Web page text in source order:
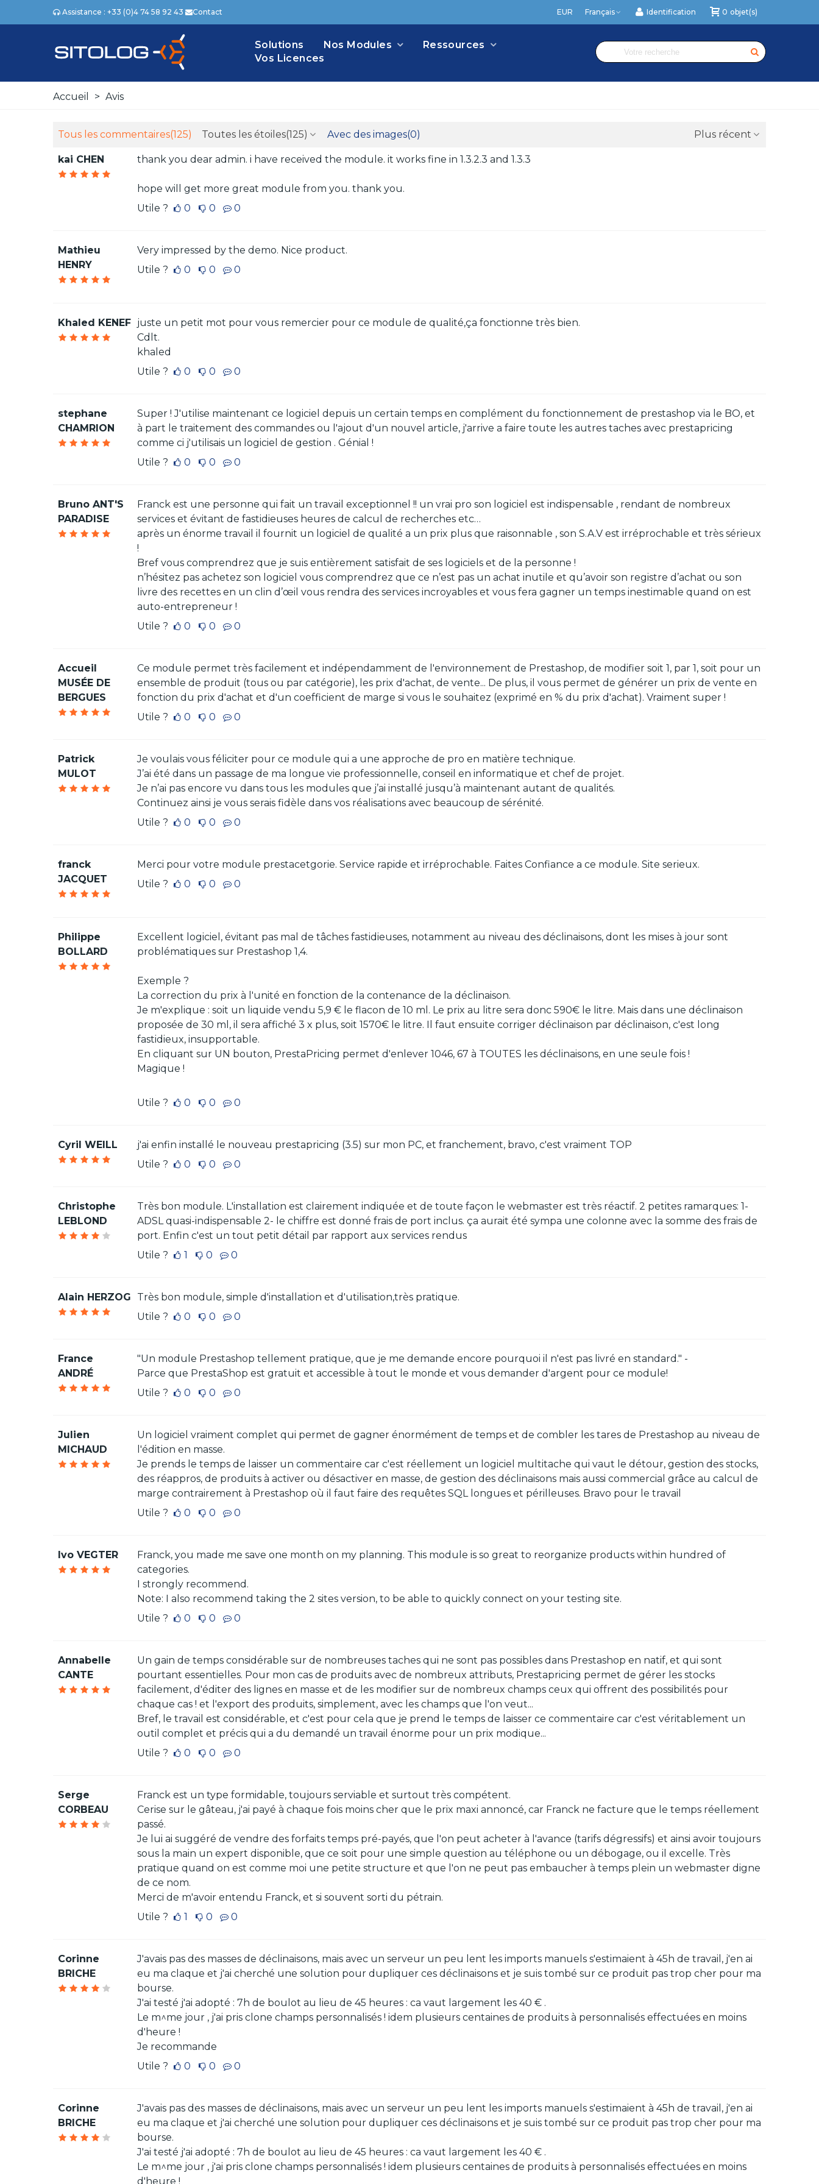
Assistance : +33 (0)4 74 58 92 43 Contact EUR Français Identification 0 objet(s)
Solutions Nos Modules
Ressources
Vos Licences
Accueil > Avis
Tous les commentaires(125) Toutes les étoiles(125) Avec des images(0) Plus récent
kai CHEN thank you dear admin. i have received the module. it works fine in 1.3.2.3 and 1.3.3
hope will get more great module from you. thank you.
Utile ?
0 0 0
Mathieu
HENRY
Very impressed by the demo. Nice product.
Utile ?
0 0 0
Khaled KENEF juste un petit mot pour vous remercier pour ce module de qualité,ça fonctionne très bien.
Cdlt.
khaled
Utile ?
0 0 0
stephane
CHAMRION
Super ! J'utilise maintenant ce logiciel depuis un certain temps en complément du fonctionnement de prestashop via le BO, et
à part le traitement des commandes ou l'ajout d'un nouvel article, j'arrive a faire toute les autres taches avec prestapricing
comme ci j'utilisais un logiciel de gestion . Génial !
Utile ?
0 0 0
Bruno ANT'S
PARADISE
Franck est une personne qui fait un travail exceptionnel !! un vrai pro son logiciel est indispensable , rendant de nombreux
services et évitant de fastidieuses heures de calcul de recherches etc…
après un énorme travail il fournit un logiciel de qualité a un prix plus que raisonnable , son S.A.V est irréprochable et très sérieux
!
Bref vous comprendrez que je suis entièrement satisfait de ses logiciels et de la personne !
n’hésitez pas achetez son logiciel vous comprendrez que ce n’est pas un achat inutile et qu’avoir son registre d’achat ou son
livre des recettes en un clin d’œil vous rendra des services incroyables et vous fera gagner un temps inestimable quand on est
auto-entrepreneur !
Utile ?
0 0 0
Accueil
MUSÉE DE
BERGUES
Ce module permet très facilement et indépendamment de l'environnement de Prestashop, de modifier soit 1, par 1, soit pour un
ensemble de produit (tous ou par catégorie), les prix d'achat, de vente... De plus, il vous permet de générer un prix de vente en
fonction du prix d'achat et d'un coefficient de marge si vous le souhaitez (exprimé en % du prix d'achat). Vraiment super !
Utile ?
0 0 0
Patrick
MULOT
Je voulais vous féliciter pour ce module qui a une approche de pro en matière technique.
J’ai été dans un passage de ma longue vie professionnelle, conseil en informatique et chef de projet.
Je n’ai pas encore vu dans tous les modules que j’ai installé jusqu’à maintenant autant de qualités.
Continuez ainsi je vous serais fidèle dans vos réalisations avec beaucoup de sérénité.
Utile ?
0 0 0
franck
JACQUET
Merci pour votre module prestacetgorie. Service rapide et irréprochable. Faites Confiance a ce module. Site serieux.
Utile ?
0 0 0
Philippe
BOLLARD
Excellent logiciel, évitant pas mal de tâches fastidieuses, notamment au niveau des déclinaisons, dont les mises à jour sont
problématiques sur Prestashop 1,4.
Exemple ?
La correction du prix à l'unité en fonction de la contenance de la déclinaison.
Je m'explique : soit un liquide vendu 5,9 € le flacon de 10 ml. Le prix au litre sera donc 590€ le litre. Mais dans une déclinaison
proposée de 30 ml, il sera affiché 3 x plus, soit 1570€ le litre. Il faut ensuite corriger déclinaison par déclinaison, c'est long
fastidieux, insupportable.
En cliquant sur UN bouton, PrestaPricing permet d'enlever 1046, 67 à TOUTES les déclinaisons, en une seule fois !
Magique !
Utile ? 0 0 0
Cyril WEILL
j'ai enfin installé le nouveau prestapricing (3.5) sur mon PC, et franchement, bravo, c'est vraiment TOP
Utile ?
0 0 0
Christophe
LEBLOND
Très bon module. L'installation est clairement indiquée et de toute façon le webmaster est très réactif. 2 petites ramarques: 1-
ADSL quasi-indispensable 2- le chiffre est donné frais de port inclus. ça aurait été sympa une colonne avec la somme des frais de
port. Enfin c'est un tout petit détail par rapport aux services rendus
Utile ?
1 0 0
Alain HERZOG
Très bon module, simple d'installation et d'utilisation,très pratique.
Utile ?
0 0 0
France
ANDRÉ
"Un module Prestashop tellement pratique, que je me demande encore pourquoi il n'est pas livré en standard." -
Parce que PrestaShop est gratuit et accessible à tout le monde et vous demander d'argent pour ce module!
Utile ?
0 0 0
Julien
MICHAUD
Un logiciel vraiment complet qui permet de gagner énormément de temps et de combler les tares de Prestashop au niveau de
l'édition en masse.
Je prends le temps de laisser un commentaire car c'est réellement un logiciel multitache qui vaut le détour, gestion des stocks,
des réappros, de produits à activer ou désactiver en masse, de gestion des déclinaisons mais aussi commercial grâce au calcul de
marge contrairement à Prestashop où il faut faire des requêtes SQL longues et périlleuses. Bravo pour le travail
Utile ?
0 0 0
Ivo VEGTER
Franck, you made me save one month on my planning. This module is so great to reorganize products within hundred of
categories.
I strongly recommend.
Note: I also recommend taking the 2 sites version, to be able to quickly connect on your testing site.
Utile ?
0 0 0
Annabelle
CANTE
Un gain de temps considérable sur de nombreuses taches qui ne sont pas possibles dans Prestashop en natif, et qui sont
pourtant essentielles. Pour mon cas de produits avec de nombreux attributs, Prestapricing permet de gérer les stocks
facilement, d'éditer des lignes en masse et de les modifier sur de nombreux champs ceux qui offrent des possibilités pour
chaque cas ! et l'export des produits, simplement, avec les champs que l'on veut...
Bref, le travail est considérable, et c'est pour cela que je prend le temps de laisser ce commentaire car c'est véritablement un
outil complet et précis qui a du demandé un travail énorme pour un prix modique...
Utile ?
0 0 0
Serge
CORBEAU
Franck est un type formidable, toujours serviable et surtout très compétent.
Cerise sur le gâteau, j'ai payé à chaque fois moins cher que le prix maxi annoncé, car Franck ne facture que le temps réellement
passé.
Je lui ai suggéré de vendre des forfaits temps pré-payés, que l'on peut acheter à l'avance (tarifs dégressifs) et ainsi avoir toujours
sous la main un expert disponible, que ce soit pour une simple question au téléphone ou un débogage, ou il excelle. Très
pratique quand on est comme moi une petite structure et que l'on ne peut pas embaucher à temps plein un webmaster digne
de ce nom.
Merci de m'avoir entendu Franck, et si souvent sorti du pétrain.
Utile ?
1 0 0
Corinne
BRICHE
J'avais pas des masses de déclinaisons, mais avec un serveur un peu lent les imports manuels s'estimaient à 45h de travail, j'en ai
eu ma claque et j'ai cherché une solution pour dupliquer ces déclinaisons et je suis tombé sur ce produit pas trop cher pour ma
bourse.
J'ai testé j'ai adopté : 7h de boulot au lieu de 45 heures : ca vaut largement les 40 € .
Le m^me jour , j'ai pris clone champs personnalisés ! idem plusieurs centaines de produits à personnalisés effectuées en moins
d'heure !
Je recommande
Utile ?
0 0 0
Corinne
BRICHE
J'avais pas des masses de déclinaisons, mais avec un serveur un peu lent les imports manuels s'estimaient à 45h de travail, j'en ai
eu ma claque et j'ai cherché une solution pour dupliquer ces déclinaisons et je suis tombé sur ce produit pas trop cher pour ma
bourse.
J'ai testé j'ai adopté : 7h de boulot au lieu de 45 heures : ca vaut largement les 40 € .
Le m^me jour , j'ai pris clone champs personnalisés ! idem plusieurs centaines de produits à personnalisés effectuées en moins
d'heure !